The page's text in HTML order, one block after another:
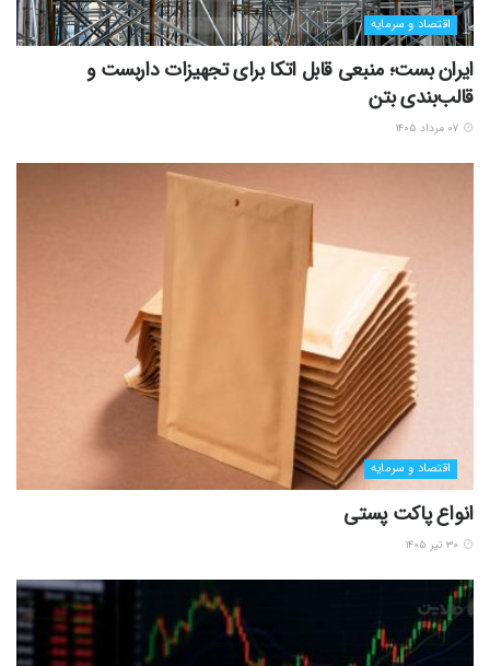
اقتصاد و سرمایه
ایران بست؛ منبعی قابل اتکا برای تجهیزات داربست و
قالب‌بندی بتن
اقتصاد و سرمایه
انواع پاکت پستی